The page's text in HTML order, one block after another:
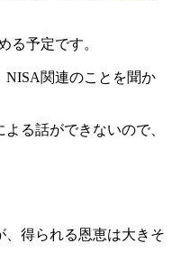
る予定です。
NISA関連のことを聞か
る話ができないので、
、得られる恩恵は大きそ